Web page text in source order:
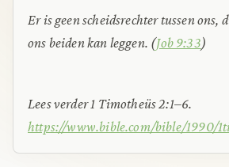
Er is geen scheidsrechter tussen ons,
ons beiden kan leggen. (Job 9:33)
Lees verder 1 Timotheüs 2:1–6.
https://www.bible.com/bible/1990/